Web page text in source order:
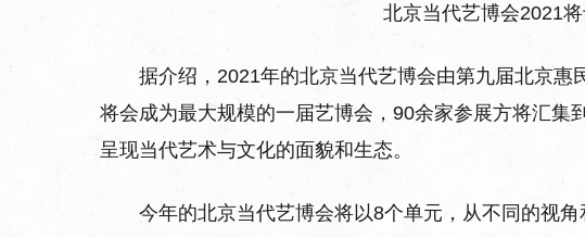
北京当代艺博会2021
据介绍，2021年的北京当代艺博会由第九届北京惠
将会成为最大规模的一届艺博会，90余家参展方将汇集
呈现当代艺术与文化的面貌和生态。
今年的北京当代艺博会将以8个单元，从不同的视